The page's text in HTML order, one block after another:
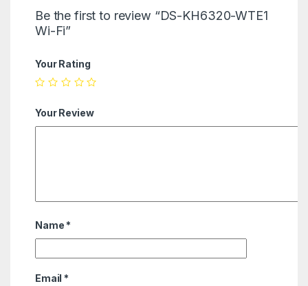
Be the first to review “DS-KH6320-WTE1
Wi-Fi”
Your Rating
Your Review
Name *
Email *